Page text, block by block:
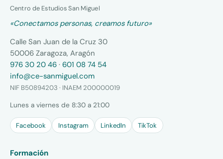
Centro de Estudios San Miguel
«Conectamos personas, creamos futuro»
Calle San Juan de la Cruz 30
50006 Zaragoza, Aragón
976 30 20 46 · 601 08 74 54
info@ce-sanmiguel.com
NIF B50894203 · INAEM 200000019
Lunes a viernes de 8:30 a 21:00
Facebook Instagram LinkedIn TikTok
Formación